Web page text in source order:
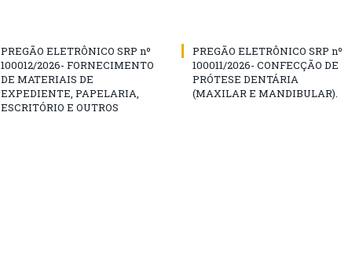
PREGÃO ELETRÔNICO SRP nº
100012/2026- FORNECIMENTO
DE MATERIAIS DE
EXPEDIENTE, PAPELARIA,
ESCRITÓRIO E OUTROS
PREGÃO ELETRÔNICO SRP nº
100011/2026- CONFECÇÃO DE
PRÓTESE DENTÁRIA
(MAXILAR E MANDIBULAR).